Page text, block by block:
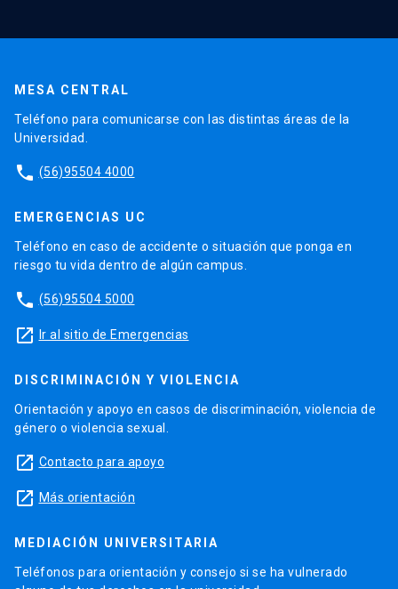
MESA CENTRAL
Teléfono para comunicarse con las distintas áreas de la
Universidad.
phone (56)95504 4000
EMERGENCIAS UC
Teléfono en caso de accidente o situación que ponga en
riesgo tu vida dentro de algún campus.
phone (56)95504 5000
launch Ir al sitio de Emergencias
DISCRIMINACIÓN Y VIOLENCIA
Orientación y apoyo en casos de discriminación, violencia de
género o violencia sexual.
launch Contacto para apoyo
launch Más orientación
MEDIACIÓN UNIVERSITARIA
Teléfonos para orientación y consejo si se ha vulnerado